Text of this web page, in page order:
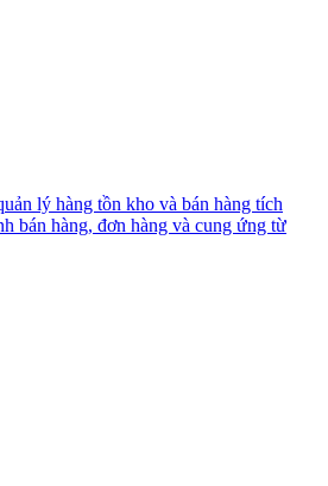
lý hàng tồn kho và bán hàng tích
bán hàng, đơn hàng và cung ứng từ